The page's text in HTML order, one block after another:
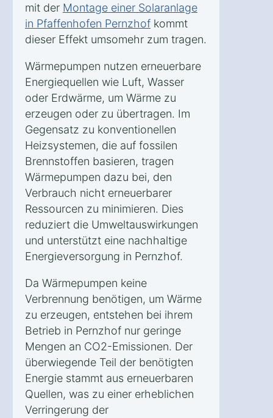
mit der Montage einer Solaranlage
in Pfaffenhofen Pernzhof kommt
dieser Effekt umsomehr zum tragen.
Wärmepumpen nutzen erneuerbare
Energiequellen wie Luft, Wasser
oder Erdwärme, um Wärme zu
erzeugen oder zu übertragen. Im
Gegensatz zu konventionellen
Heizsystemen, die auf fossilen
Brennstoffen basieren, tragen
Wärmepumpen dazu bei, den
Verbrauch nicht erneuerbarer
Ressourcen zu minimieren. Dies
reduziert die Umweltauswirkungen
und unterstützt eine nachhaltige
Energieversorgung in Pernzhof.
Da Wärmepumpen keine
Verbrennung benötigen, um Wärme
zu erzeugen, entstehen bei ihrem
Betrieb in Pernzhof nur geringe
Mengen an CO2-Emissionen. Der
überwiegende Teil der benötigten
Energie stammt aus erneuerbaren
Quellen, was zu einer erheblichen
Verringerung der